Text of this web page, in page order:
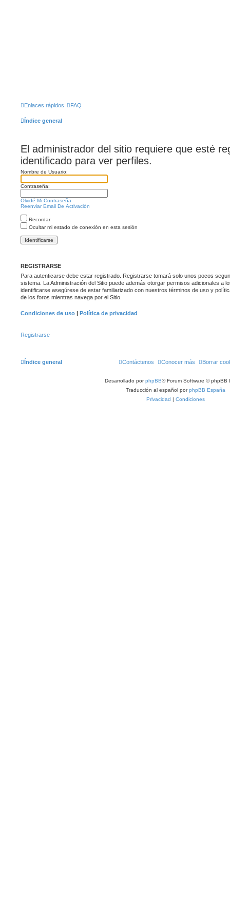
Enlaces rápidos FAQ
Índice general
El administrador del sitio requiere que esté
identificado para ver perfiles.
Nombre de Usuario:
Contraseña:
Olvidé Mi Contraseña
Reenviar Email De Activación
Recordar
Ocultar mi estado de conexión en esta sesión
REGISTRARSE
Para autenticarse debe estar registrado. Registrarse tomará solo unos pocos
sistema. La Administración del Sitio puede además otorgar permisos adicionales a
identificarse asegúrese de estar familiarizado con nuestros términos de uso y
de los foros mientras navega por el Sitio.
Condiciones de uso | Política de privacidad
Registrarse
Índice general Borrar
Conocer más
Contáctenos
Desarrollado porphpBB® Forum Software © phpBB
Traducción al español porphpBB España
Privacidad | Condiciones